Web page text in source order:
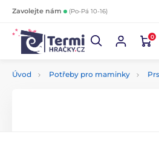
Zavolejte nám (Po-Pá 10-16)
0
Úvod Potřeby pro maminky